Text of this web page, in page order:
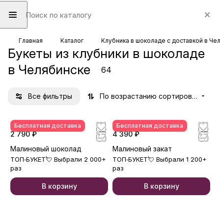
Главная Каталог Клубника в шоколаде с доставкой в
Букеты из клубники в шоколаде
в Челябинске
64
Все фильтры По возрастанию сортировки
Бесплатная доставка
2 790 ₽
Малиновый шоколад
ТОП‑БУКЕТ💘 Выбрали 2 000+
раз
В корзину
Бесплатная доставка
4 390 ₽
Малиновый закат
ТОП‑БУКЕТ💘 Выбрали 1 200+
раз
В корзину